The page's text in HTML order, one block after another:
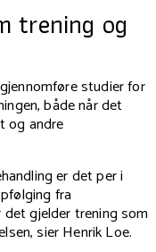
trening og
studier for
både når det
og andre
er det per i
fra
gjelder trening som
sier Henrik Loe.